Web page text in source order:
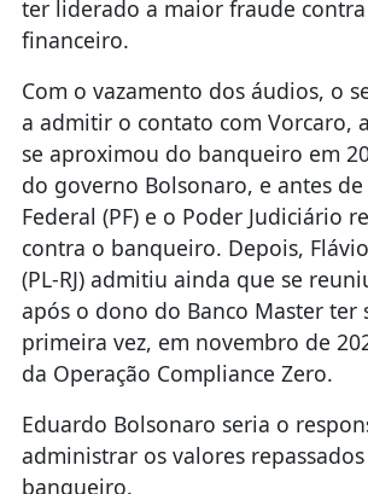
ter liderado a maior fraude
financeiro.
Com o vazamento dos áudios, o
a admitir o contato com Vorcaro,
se aproximou do banqueiro em
do governo Bolsonaro, e antes de
Federal (PF) e o Poder Judiciário
contra o banqueiro. Depois,
(PL-RJ) admitiu ainda que se
após o dono do Banco Master ter
primeira vez, em novembro de
da Operação Compliance Zero.
Eduardo Bolsonaro seria o
administrar os valores
banqueiro.